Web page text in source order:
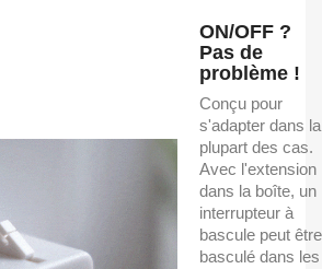
ON/OFF ?
Pas de
problème !
Conçu pour
s'adapter dans la
plupart des cas.
Avec l'extension
dans la boîte, un
interrupteur à
bascule peut être
basculé dans les